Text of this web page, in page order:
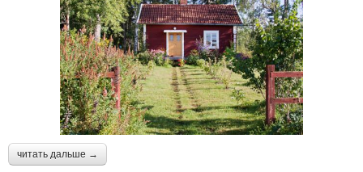
читать дальше →